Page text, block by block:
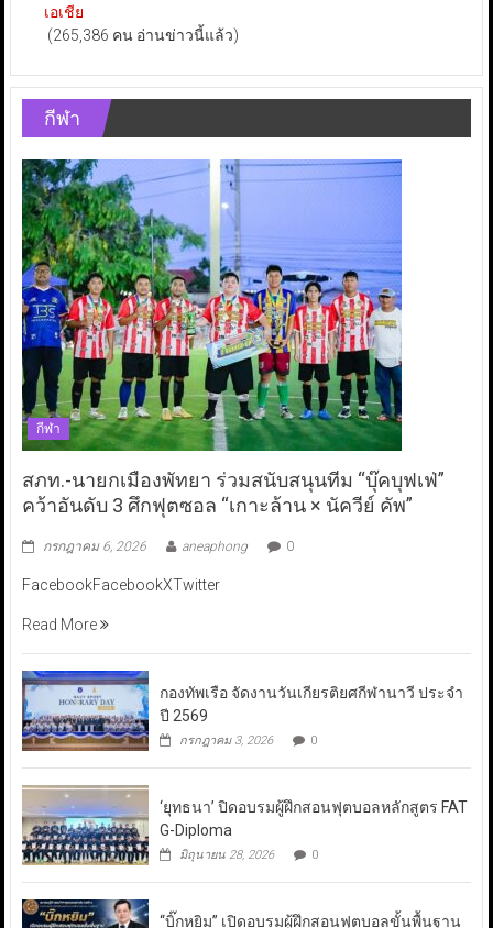
เอเชีย
(265,386 คน อ่านข่าวนี้แล้ว)
กีฬา
กีฬา
สภท.-นายกเมืองพัทยา ร่วมสนับสนุนทีม “บุ๊คบุฟเฟ่”
คว้าอันดับ 3 ศึกฟุตซอล “เกาะล้าน × นัควีย์ คัพ”
กรกฎาคม 6, 2026 aneaphong 0
FacebookFacebookXTwitter
Read More
กองทัพเรือ จัดงานวันเกียรติยศกีฬานาวี ประจำ
ปี 2569
กรกฎาคม 3, 2026 0
‘ยุทธนา’ ปิดอบรมผู้ฝึกสอนฟุตบอลหลักสูตร FAT
G-Diploma
มิถุนายน 28, 2026 0
“บิ๊กหยิม” เปิดอบรมผู้ฝึกสอนฟุตบอลขั้นพื้นฐาน